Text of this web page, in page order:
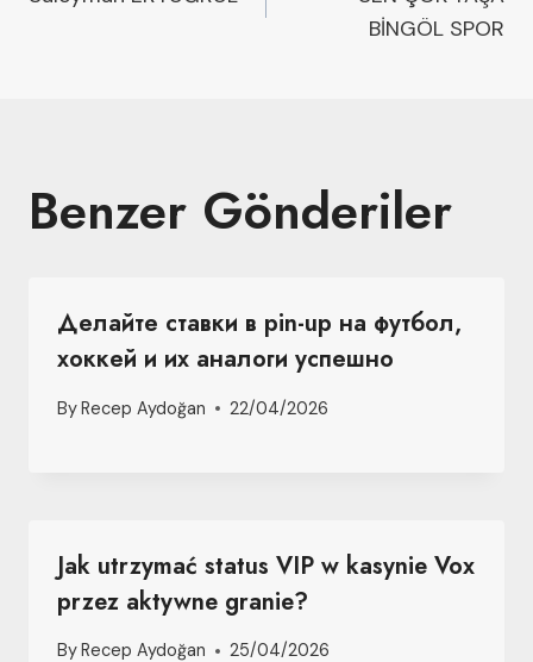
BİNGÖL SPOR
Benzer Gönderiler
Делайте ставки в pin-up на футбол,
хоккей и их аналоги успешно
ByRecep Aydoğan 22/04/2026
Jak utrzymać status VIP w kasynie Vox
przez aktywne granie?
ByRecep Aydoğan 25/04/2026